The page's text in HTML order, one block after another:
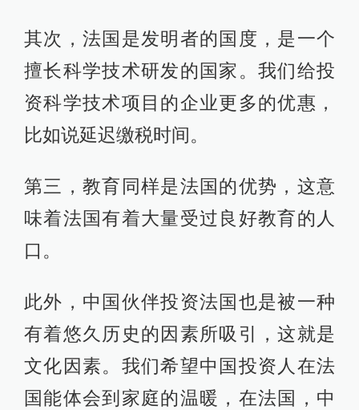
其次，法国是发明者的国度，是一个
擅长科学技术研发的国家。我们给投
资科学技术项目的企业更多的优惠，
比如说延迟缴税时间。
第三，教育同样是法国的优势，这意
味着法国有着大量受过良好教育的人
口。
此外，中国伙伴投资法国也是被一种
有着悠久历史的因素所吸引，这就是
文化因素。我们希望中国投资人在法
国能体会到家庭的温暖，在法国，中